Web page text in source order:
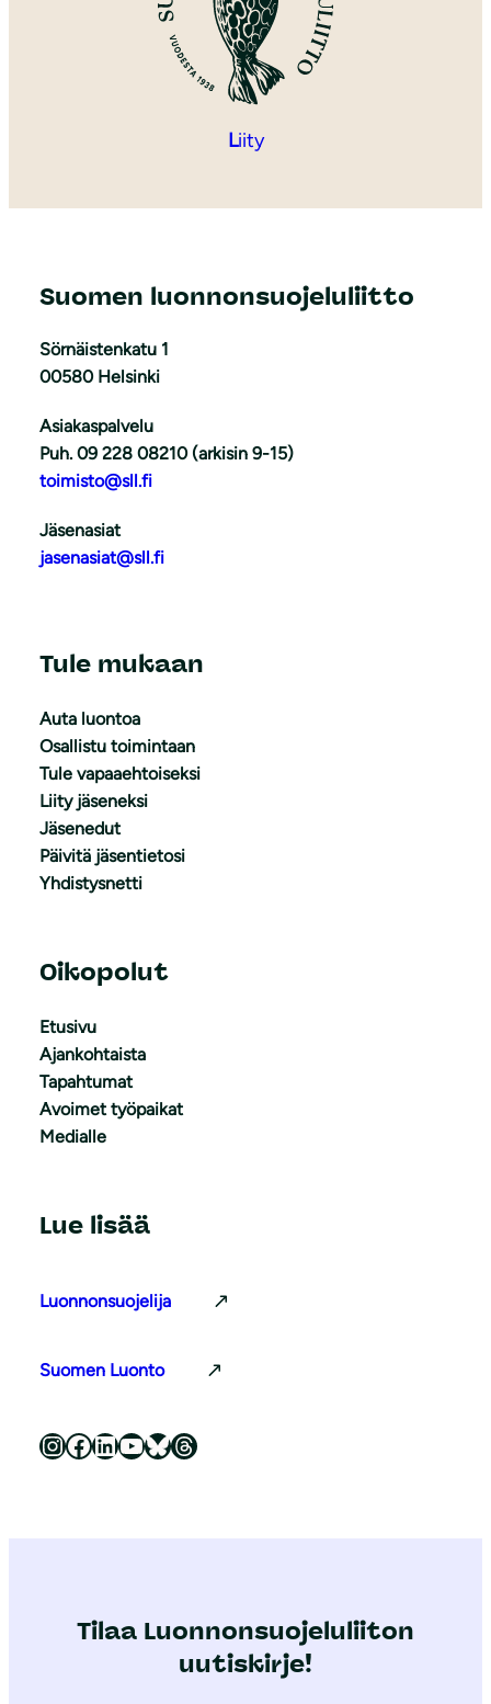
Liity
Suomen luonnonsuojeluliitto
Sörnäistenkatu 1
00580 Helsinki
Asiakaspalvelu
Puh. 09 228 08210 (arkisin 9-15)
toimisto@sll.fi
Jäsenasiat
jasenasiat@sll.fi
Tule mukaan
Auta luontoa
Osallistu toimintaan
Tule vapaaehtoiseksi
Liity jäseneksi
Jäsenedut
Päivitä jäsentietosi
Yhdistysnetti
Oikopolut
Etusivu
Ajankohtaista
Tapahtumat
Avoimet työpaikat
Medialle
Lue lisää
Luonnonsuojelija
Suomen Luonto
Luonnonsuojeluliitto Instagramissa Luonnonsuojeluliitto Facebookissa Luonnonsuojeluliitto LinkedInissä Luonnonsuojeluliiton YouTube-kanava Luonnonsuojeluliitto Blueskyssa Luonnonsuojeluliitto Threadsissa
Tilaa Luonnonsuojeluliiton
uutiskirje!